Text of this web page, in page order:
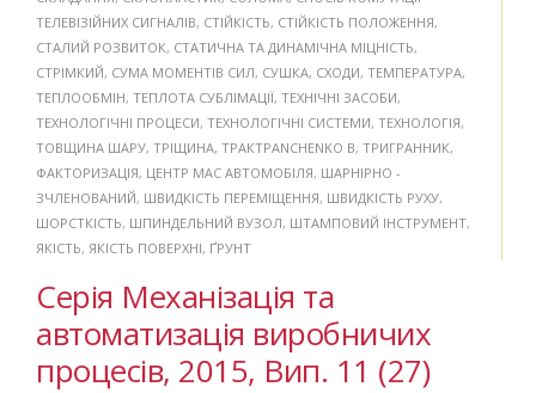
ТЕЛЕВІЗІЙНИХ СИГНАЛІВ, СТІЙКІСТЬ, СТІЙКІСТЬ ПОЛОЖЕННЯ,
СТАЛИЙ РОЗВИТОК, СТАТИЧНА ТА ДИНАМІЧНА МІЦНІСТЬ,
СТРІМКИЙ, СУМА МОМЕНТІВ СИЛ, СУШКА, СХОДИ, ТЕМПЕРАТУРА,
ТЕПЛООБМІН, ТЕПЛОТА СУБЛІМАЦІЇ, ТЕХНІЧНІ ЗАСОБИ,
ТЕХНОЛОГІЧНІ ПРОЦЕСИ, ТЕХНОЛОГІЧНІ СИСТЕМИ, ТЕХНОЛОГІЯ,
ТОВЩИНА ШАРУ, ТРІЩИНА, ТРАКТPANCHENKO B, ТРИГРАННИК,
ФАКТОРИЗАЦІЯ, ЦЕНТР МАС АВТОМОБІЛЯ, ШАРНІРНО -
ЗЧЛЕНОВАНИЙ, ШВИДКІСТЬ ПЕРЕМІЩЕННЯ, ШВИДКІСТЬ РУХУ,
ШОРСТКІСТЬ, ШПИНДЕЛЬНИЙ ВУЗОЛ, ШТАМПОВИЙ ІНСТРУМЕНТ,
ЯКІСТЬ, ЯКІСТЬ ПОВЕРХНІ, ҐРУНТ
Серія Механізація та
автоматизація виробничих
процесів, 2015, Вип. 11 (27)